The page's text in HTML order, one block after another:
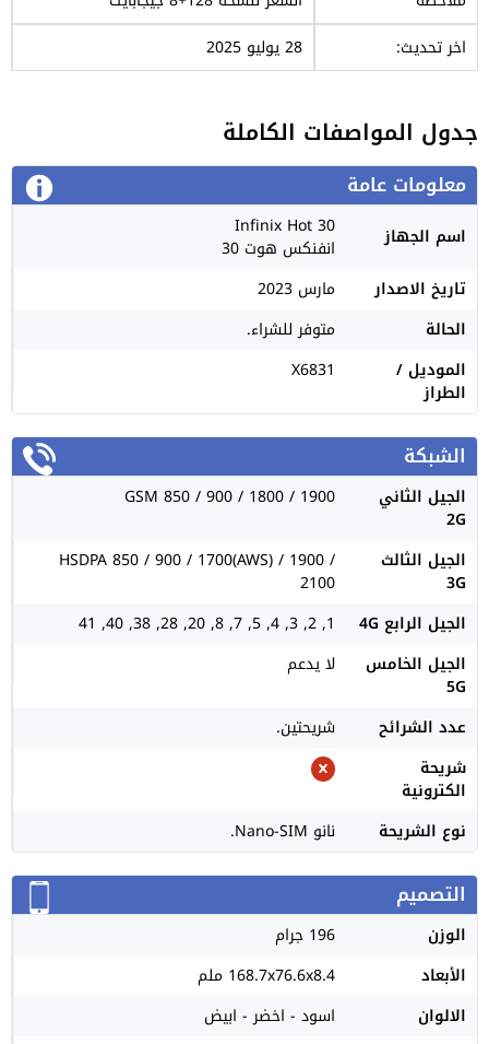
اخر تحديث:
28 يوليو 2025
جدول المواصفات الكاملة
معلومات عامة
اسم الجهاز Infinix Hot 30
انفنكس هوت 30
تاريخ الاصدار
مارس 2023
الحالة
متوفر للشراء.
الموديل /
الطراز
X6831
الشبكة
الجيل الثاني
2G
GSM 850 / 900 / 1800 / 1900
الجيل الثالث
3G
HSDPA 850 / 900 / 1700(AWS) / 1900 /
2100
الجيل الرابع 4G
1, 2, 3, 4, 5, 7, 8, 20, 28, 38, 40, 41
الجيل الخامس
5G
لا يدعم
عدد الشرائح
شريحتين.
شريحة
الكترونية
نوع الشريحة
نانو Nano-SIM.
التصميم
الوزن
196 جرام
الأبعاد
168.7x76.6x8.4 ملم
الالوان
اسود - اخضر - ابيض